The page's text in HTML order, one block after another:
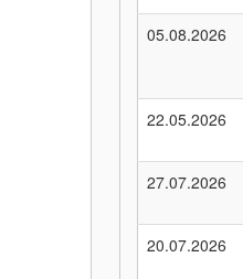
05.08.2026
22.05.2026
27.07.2026
20.07.2026